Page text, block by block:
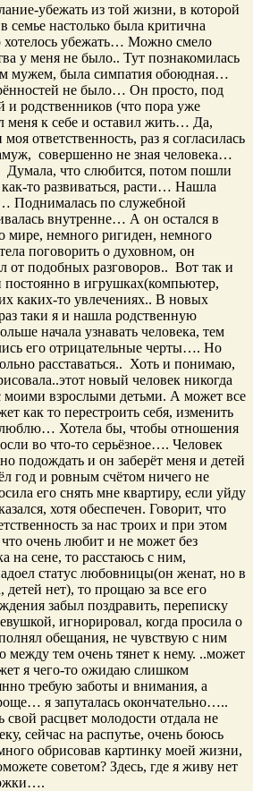
убежать из той жизни, в которой
настолько была критична
хотелось убежать… Можно смело
у меня не было.. Тут познакомилась
мужем, была симпатия обоюдная…
не было… Он просто, под
и родственников (что пора уже
меня к себе и оставил жить… Да,
ответственность, раз я согласилась
совершенно не зная человека…
Думала, что слюбится, потом пошли
то развиваться, расти… Нашла
Поднималась по служебной
внутренне… А он остался в
мире, немного ригиден, немного
поговорить о духовном, он
от подобных разговоров.. Вот так и
в игрушках(компьютер,
каких-то увлечениях.. В новых
таки я и нашла родственную
начала узнавать человека, тем
его отрицательные черты…. Но
расставаться.. Хоть и понимаю,
новый человек никогда
моими взрослыми детьми. А может все
как то перестроить себя, изменить
Хотела бы, чтобы отношения
во что-то серьёзное…. Человек
подождать и он заберёт меня и детей
год и ровным счётом ничего не
его снять мне квартиру, если уйду
хотя обеспечен. Говорит, что
за нас троих и при этом
что очень любит и не может без
на сене, то расстаюсь с ним,
статус любовницы(он женат, но в
детей нет), то прощаю за все его
забыл поздравить, переписку
игнорировал, когда просила о
обещания, не чувствую с ним
тем очень тянет к нему. ..может
я чего-то ожидаю слишком
требую заботы и внимания, а
я запуталась окончательно…..
свой расцвет молодости отдала не
сейчас на распутье, очень боюсь
обрисовав картинку моей жизни,
советом? Здесь, где я живу нет